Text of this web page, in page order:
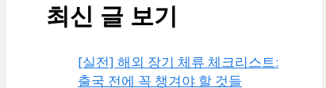
최신 글 보기
[실전] 해외 장기 체류 체크리스트:
출국 전에 꼭 챙겨야 할 것들